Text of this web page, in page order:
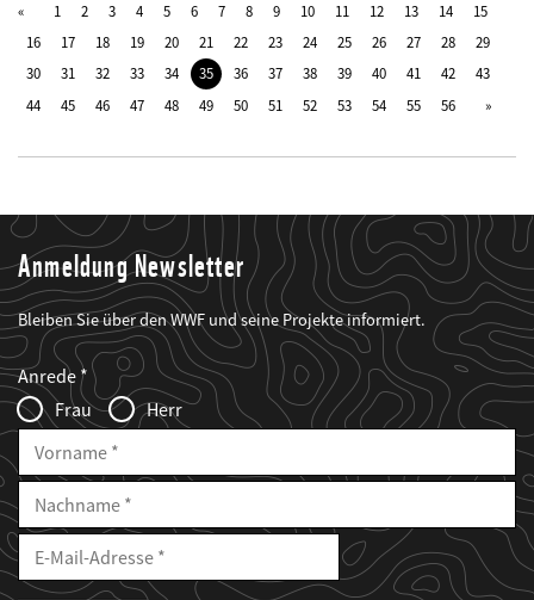
1 2 3 4 5 6 7 8 9 10 11 12 13 14
15
16
17 18 19 20 21 22 23 24 25 26 27 28
29
30
31 32 33 34 35 36 37 38 39 40 41 42
43
44
45 46 47 48 49 50 51 52 53 54 55 56
Anmeldung Newsletter
Bleiben Sie über den WWF und seine Projekte informiert.
Web2Case
Infofelder
Fieldset
anrede_name
Anrede
Frau
Herr
Vorname
Nachname
E-
Mailadresse
E-
Adresse